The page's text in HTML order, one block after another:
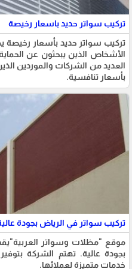
تركيب سواتر حديد باسعار رخيصة
تركيب سواتر حديد بأسعار رخيصة
الأشخاص الذين يبحثون عن
العديد من الشركات والموردين
بأسعار تنافسية.
تركيب سواتر في الرياض بجودة
موقع "مظلات وسواتر
بجودة عالية. تهتم الشركة
خدمات متميزة لعملائها.